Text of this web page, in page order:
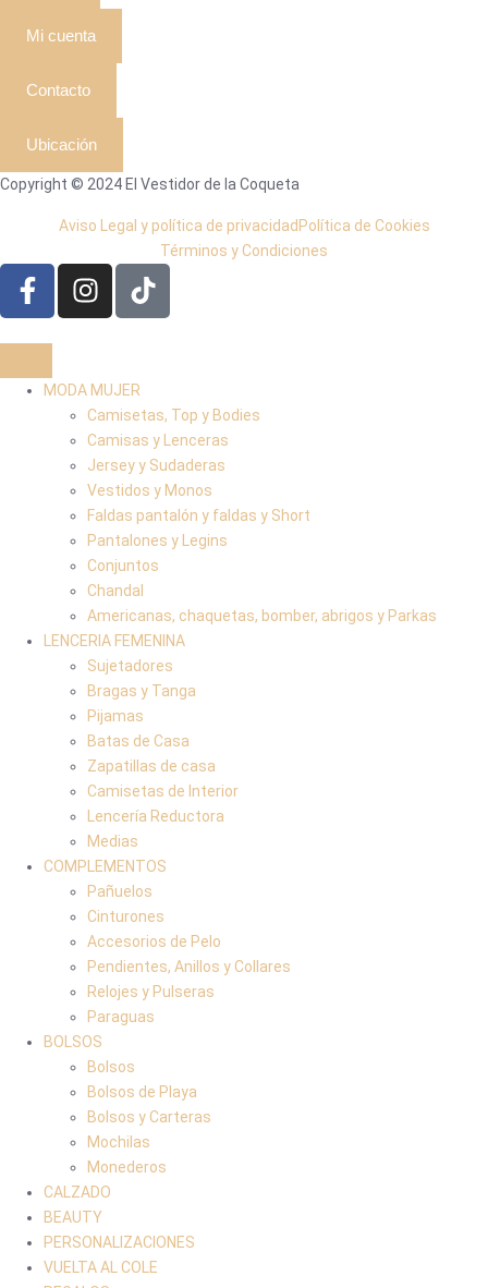
Mi cuenta
Contacto
Ubicación
Copyright © 2024 El Vestidor de la Coqueta
Aviso Legal y política de privacidad Política de Cookies
Términos y Condiciones
MODA MUJER
Camisetas, Top y Bodies
Camisas y Lenceras
Jersey y Sudaderas
Vestidos y Monos
Faldas pantalón y faldas y Short
Pantalones y Legins
Conjuntos
Chandal
Americanas, chaquetas, bomber, abrigos y Parkas
LENCERIA FEMENINA
Sujetadores
Bragas y Tanga
Pijamas
Batas de Casa
Zapatillas de casa
Camisetas de Interior
Lencería Reductora
Medias
COMPLEMENTOS
Pañuelos
Cinturones
Accesorios de Pelo
Pendientes, Anillos y Collares
Relojes y Pulseras
Paraguas
BOLSOS
Bolsos
Bolsos de Playa
Bolsos y Carteras
Mochilas
Monederos
CALZADO
BEAUTY
PERSONALIZACIONES
VUELTA AL COLE